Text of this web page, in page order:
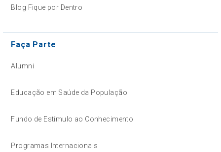
Blog Fique por Dentro
Faça Parte
Alumni
Educação em Saúde da População
Fundo de Estímulo ao Conhecimento
Programas Internacionais